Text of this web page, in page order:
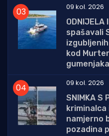
09 kol. 2026
ODNIJELA
spašavali
kod
09 kol. 2026
SNIMKA S
kriminalca
namjerno
pozadina